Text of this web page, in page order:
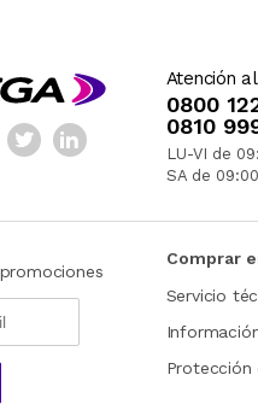
Atención
0800
0810
LU-VI de
SA de
Comprar
Servicio
Protección